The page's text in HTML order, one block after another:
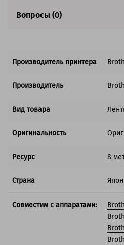
Вопросы (0)
Производитель принтера
Производитель
Вид товара
Оригинальность
Ресурс 8
Страна
Совместим с аппаратами: